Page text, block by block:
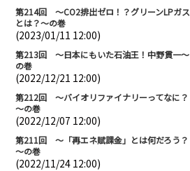
第214回 ～CO2排出ゼロ！？グリーンLPガス
とは？～の巻
(2023/01/11 12:00)
第213回 ～日本にもいた石油王！中野貫一～
の巻
(2022/12/21 12:00)
第212回 ～バイオリファイナリーってなに？
～の巻
(2022/12/07 12:00)
第211回 ～「再エネ賦課金」とは何だろう？
～の巻
(2022/11/24 12:00)